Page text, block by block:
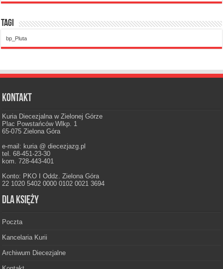
Tagi
bp_Pluta
Kontakt
Kuria Diecezjalna w Zielonej Górze
Plac Powstańców Wlkp. 1
65-075 Zielona Góra
e-mail: kuria @ diecezjazg.pl
tel. 68-451-23-30
kom. 728-443-401
Konto: PKO I Oddz. Zielona Góra
22 1020 5402 0000 0102 0021 3694
Dla księży
Poczta
Kancelaria Kurii
Archiwum Diecezjalne